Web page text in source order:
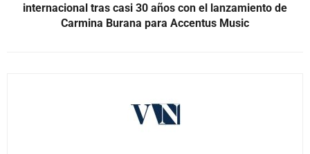
internacional tras casi 30 años con el lanzamiento de
Carmina Burana para Accentus Music